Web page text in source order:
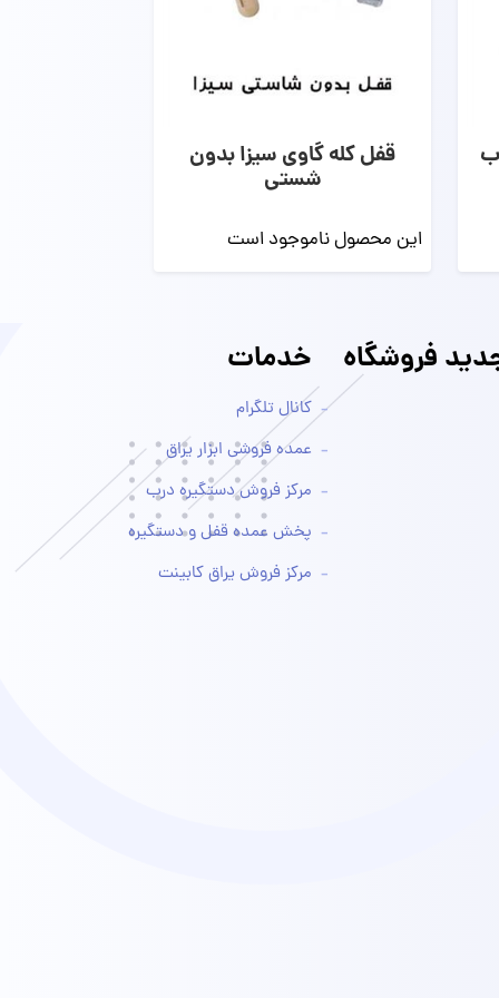
قفل کله گاوی سیزا بدون
شستی
این محصول ناموجود است
فروشگاه خدمات
کانال تلگرام
عمده فروشی ابزار یراق
مرکز فروش دستگیره درب
پخش عمده قفل و دستگیره
مرکز فروش یراق کابینت